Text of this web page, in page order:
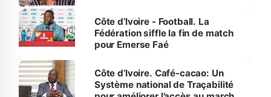
Côte d’Ivoire - Football. La
Fédération siffle la fin de match
pour Emerse Faé
Côte d’Ivoire. Café-cacao: Un
Système national de Traçabilité